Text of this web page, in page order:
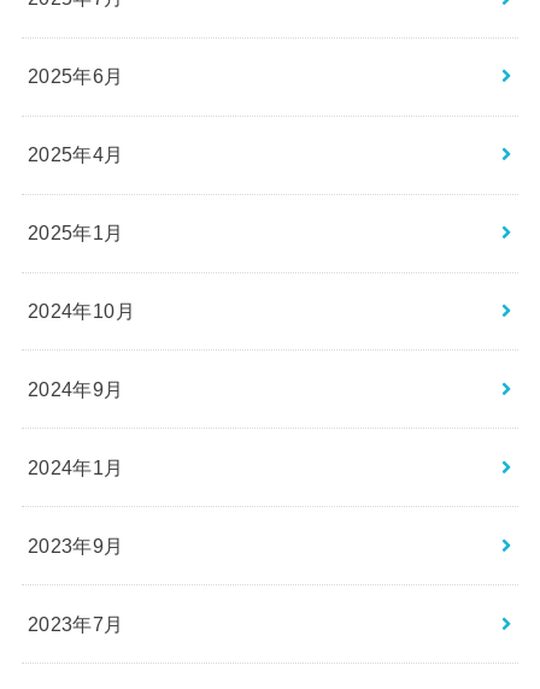
2025年6月
2025年4月
2025年1月
2024年10月
2024年9月
2024年1月
2023年9月
2023年7月